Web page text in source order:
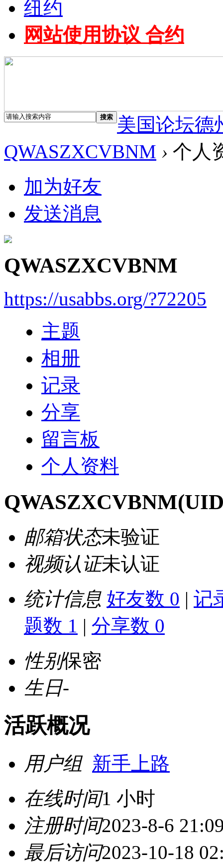
纽约
网站使用协议 合约
搜索
美国论坛德
QWASZXCVBNM › 个人
加为好友
发送消息
QWASZXCVBNM
https://usabbs.org/?72205
主题
相册
记录
分享
留言板
个人资料
QWASZXCVBNM
邮箱状态未验证
视频认证未认证
统计信息 好友数 0 | 记
题数 1 | 分享数 0
性别保密
生日-
活跃概况
用户组 新手上路
在线时间1 小时
注册时间2023-8-6
最后访问2023-10-18